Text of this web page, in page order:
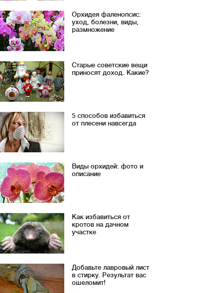
Орхидея фаленопсис:
уход, болезни, виды,
размножение
Старые советские вещи
приносят доход. Какие?
5 способов избавиться
от плесени навсегда
Виды орхидей: фото и
описание
Как избавиться от
кротов на дачном
участке
Добавьте лавровый лист
в стирку. Результат вас
ошеломит!